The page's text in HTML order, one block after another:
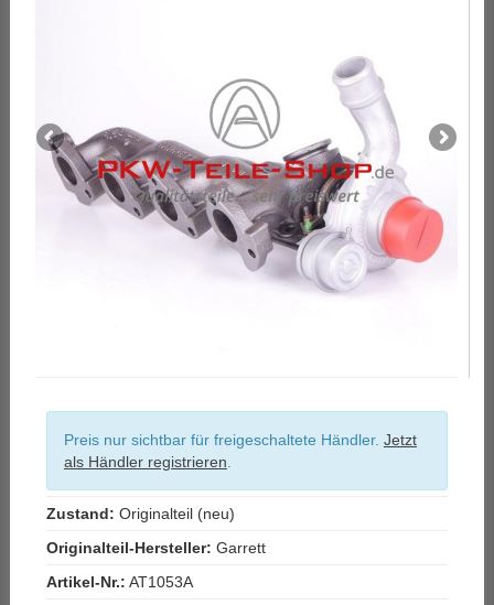
Preis nur sichtbar für freigeschaltete Händler. Jetzt
als Händler registrieren
Zustand: Originalteil (neu)
Originalteil-Hersteller: Garrett
Artikel-Nr.: AT1053A